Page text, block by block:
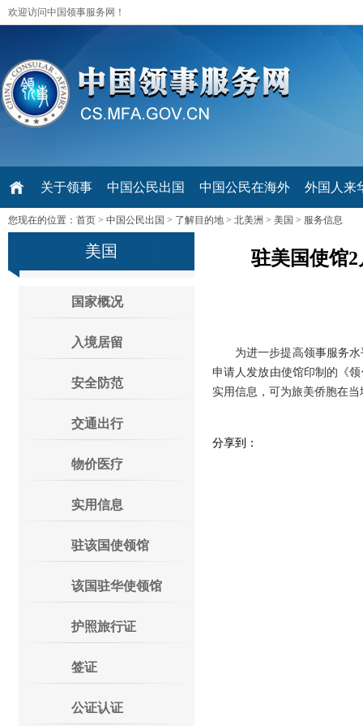
欢迎访问中国领事服务网！
关于领事 中国公民出国 中国公民在海外 外国人来
您现在的位置： 首页 > 中国公民出国 > 了解目的地 > 北美洲 > 美国 > 服务信息
美国
国家概况
入境居留
安全防范
交通出行
物价医疗
实用信息
驻该国使领馆
该国驻华使领馆
护照旅行证
签证
公证认证
驻美国使馆
为进一步提高领事服务水
申请人发放由使馆印制的《
实用信息，可为旅美侨胞在
分享到：